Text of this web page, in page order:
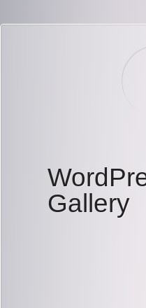
Gallery